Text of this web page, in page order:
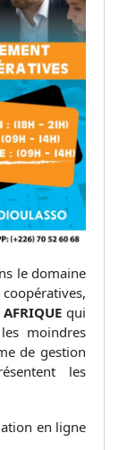
le domaine
AFRIQUE qui
moindres
de gestion
les
en ligne